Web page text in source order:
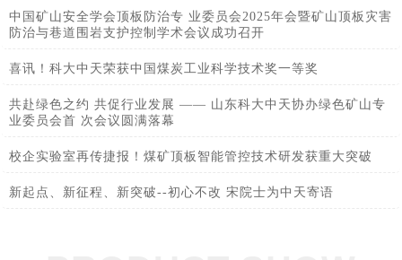
中国矿山安全学会顶板防治专 业委员会2025年会暨矿山顶板灾害
防治与巷道围岩支护控制学术会议成功召开
喜讯！科大中天荣获中国煤炭工业科学技术奖一等奖
共赴绿色之约 共促行业发展 —— 山东科大中天协办绿色矿山专
业委员会首 次会议圆满落幕
校企实验室再传捷报！煤矿顶板智能管控技术研发获重大突破
新起点、新征程、新突破--初心不改 宋院士为中天寄语